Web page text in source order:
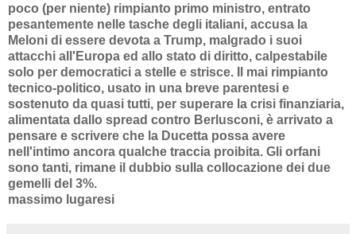
poco (per niente) rimpianto primo ministro, entrato
pesantemente nelle tasche degli italiani, accusa la
Meloni di essere devota a Trump, malgrado i suoi
attacchi all'Europa ed allo stato di diritto, calpestabile
solo per democratici a stelle e strisce. Il mai rimpianto
tecnico-politico, usato in una breve parentesi e
sostenuto da quasi tutti, per superare la crisi finanziaria,
alimentata dallo spread contro Berlusconi, è arrivato a
pensare e scrivere che la Ducetta possa avere
nell'intimo ancora qualche traccia proibita. Gli orfani
sono tanti, rimane il dubbio sulla collocazione dei due
gemelli del 3%.
massimo lugaresi